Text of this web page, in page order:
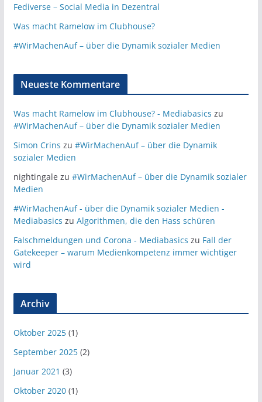
Fediverse – Social Media in Dezentral
Was macht Ramelow im Clubhouse?
#WirMachenAuf – über die Dynamik sozialer Medien
Neueste Kommentare
Was macht Ramelow im Clubhouse? - Mediabasics zu
#WirMachenAuf – über die Dynamik sozialer Medien
Simon Crins zu #WirMachenAuf – über die Dynamik
sozialer Medien
nightingale zu #WirMachenAuf – über die Dynamik sozialer
Medien
#WirMachenAuf - über die Dynamik sozialer Medien -
Mediabasics zu Algorithmen, die den Hass schüren
Falschmeldungen und Corona - Mediabasics zu Fall der
Gatekeeper – warum Medienkompetenz immer wichtiger
wird
Archiv
Oktober 2025(1)
September 2025(2)
Januar 2021 (3)
Oktober 2020(1)